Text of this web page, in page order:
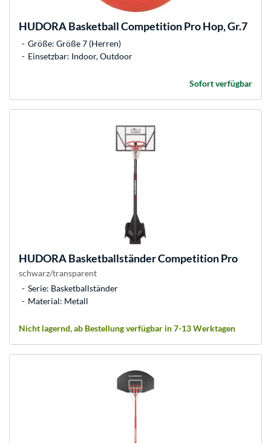
HUDORABasketball Competition Pro Hop, Gr.7
Größe: Größe 7 (Herren)
Einsetzbar: Indoor, Outdoor
Sofort verfügbar
HUDORABasketballständer Competition Pro
schwarz/transparent
Serie: Basketballständer
Material: Metall
Nicht lagernd, ab Bestellung verfügbar in 7-13 Werktagen